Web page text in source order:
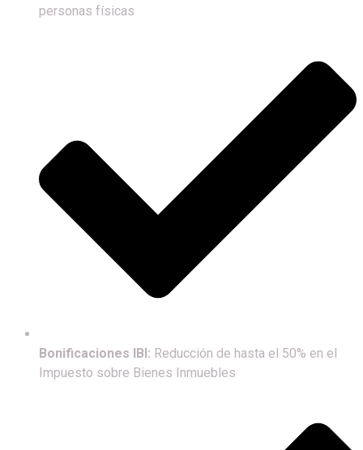
personas físicas
Bonificaciones IBI: Reducción de hasta el 50% en el
Impuesto sobre Bienes Inmuebles